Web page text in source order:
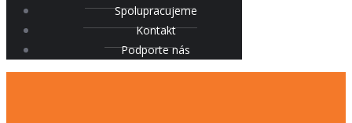
Spolupracujeme
Kontakt
Podporte nás